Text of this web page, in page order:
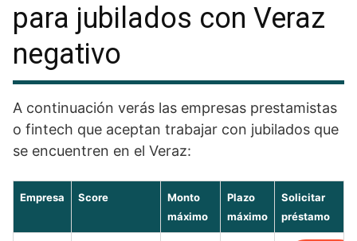
para jubilados con Veraz
negativo
A continuación verás las empresas prestamistas
o fintech que aceptan trabajar con jubilados que
se encuentren en el Veraz:
Empresa Score
Monto
máximo
Plazo
máximo
Solicitar
préstamo